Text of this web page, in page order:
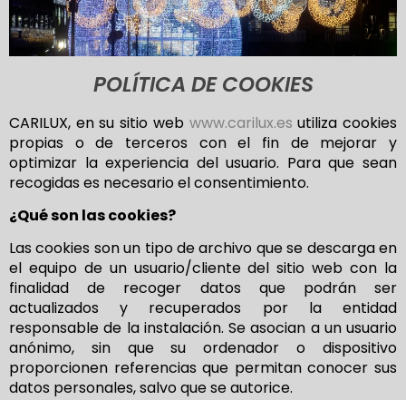
POLÍTICA DE COOKIES
CARILUX, en su sitio web www.carilux.es utiliza cookies
propias o de terceros con el fin de mejorar y
optimizar la experiencia del usuario. Para que sean
recogidas es necesario el consentimiento.
¿Qué son las cookies?
Las cookies son un tipo de archivo que se descarga en
el equipo de un usuario/cliente del sitio web con la
finalidad de recoger datos que podrán ser
actualizados y recuperados por la entidad
responsable de la instalación. Se asocian a un usuario
anónimo, sin que su ordenador o dispositivo
proporcionen referencias que permitan conocer sus
datos personales, salvo que se autorice.